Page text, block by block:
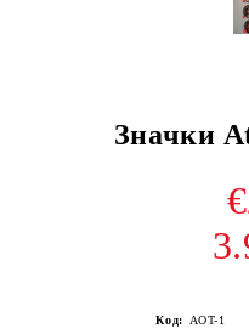
Значки
Код: AOT-1